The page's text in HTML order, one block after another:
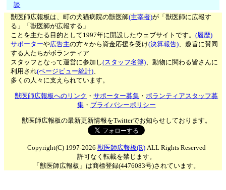
談
獣医師広報板は、町の犬猫病院の獣医師(主宰者)が「獣医師に広報す
る」「獣医師が広報する」
ことを主たる目的として1997年に開設したウェブサイトです。(履歴)
サポーターや広告主の方々から資金応援を受け(決算報告)、趣旨に賛同
する人たちがボランティア
スタッフとなって運営に参加し(スタッフ名簿)、動物に関わる皆さんに
利用され(ページビュー統計)、
多くの人々に支えられています。
獣医師広報板へのリンク ・サポーター募集 ・ボランティアスタッフ募
集・ プライバシーポリシー
獣医師広報板の最新更新情報をTwitterでお知らせしております。
Copyright(C) 1997-2026 獣医師広報板(R)ALL Rights Reserved
許可なく転載を禁じます。
「獣医師広報板」は商標登録(4476083号)されています。